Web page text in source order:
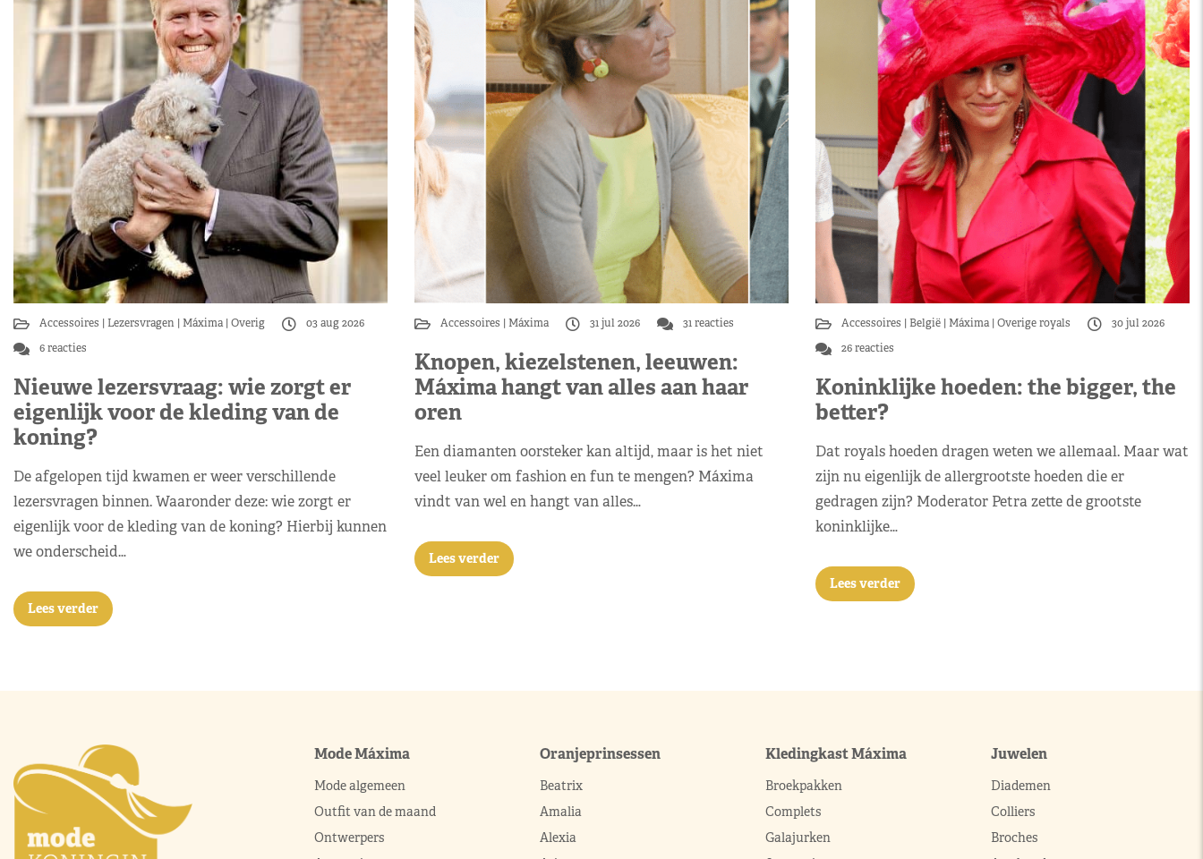
Accessoires Lezersvragen Máxima Overig
03 aug 2026
6 reacties
Nieuwe lezersvraag: wie zorgt er
eigenlijk voor de kleding van de
koning?
De afgelopen tijd kwamen er weer verschillende
lezersvragen binnen. Waaronder deze: wie zorgt er
eigenlijk voor de kleding van de koning? Hierbij kunnen
we onderscheid…
Lees verder
Accessoires Máxima 31 jul 2026 31 reacties
Knopen, kiezelstenen, leeuwen:
Máxima hangt van alles aan haar
oren
Een diamanten oorsteker kan altijd, maar is het niet
veel leuker om fashion en fun te mengen? Máxima
vindt van wel en hangt van alles…
Lees verder
Accessoires België Máxima Overige royals
30 jul 2026
26 reacties
Koninklijke hoeden: the bigger, the
better?
Dat royals hoeden dragen weten we allemaal. Maar wat
zijn nu eigenlijk de allergrootste hoeden die er
gedragen zijn? Moderator Petra zette de grootste
koninklijke…
Lees verder
Mode Máxima
Mode algemeen
Outfit van de maand
Ontwerpers
Oranjeprinsessen
Beatrix
Amalia
Alexia
Kledingkast Máxima
Broekpakken
Complets
Galajurken
Juwelen
Diademen
Colliers
Broches